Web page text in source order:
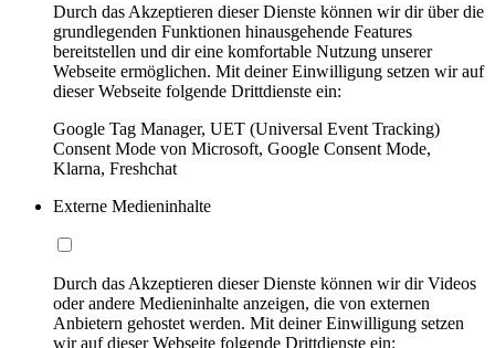
Durch das Akzeptieren dieser Dienste können wir dir über die
grundlegenden Funktionen hinausgehende Features
bereitstellen und dir eine komfortable Nutzung unserer
Webseite ermöglichen. Mit deiner Einwilligung setzen wir auf
dieser Webseite folgende Drittdienste ein:
Google Tag Manager, UET (Universal Event Tracking)
Consent Mode von Microsoft, Google Consent Mode,
Klarna, Freshchat
Externe Medieninhalte
Durch das Akzeptieren dieser Dienste können wir dir Videos
oder andere Medieninhalte anzeigen, die von externen
Anbietern gehostet werden. Mit deiner Einwilligung setzen
wir auf dieser Webseite folgende Drittdienste ein: